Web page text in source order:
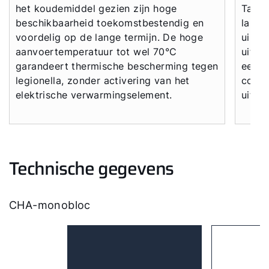
het koudemiddel gezien zijn hoge
beschikbaarheid toekomstbestendig en
voordelig op de lange termijn. De hoge
aanvoertemperatuur tot wel 70°C
garandeert thermische bescherming tegen
legionella, zonder activering van het
elektrische verwarmingselement.
een
Technische gegevens
CHA-monobloc
Hallo!
Hoe kunnen wij u helpen?
Adresgegevens